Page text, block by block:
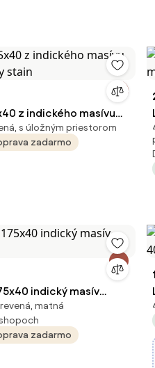
z indického masívu
stains úložným priestorom
zadarmo
indický masív
matná
zadarmo